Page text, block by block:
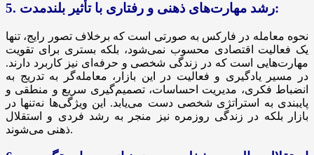
5. رشد مهارت‌های ذهنی و رفتاری با تأثیر بلندمدت:
نحوه معامله در فارکس به صورتی است که برخلاف تصور رایج، تنها
یک فعالیت اقتصادی محسوب نمی‌شود، بلکه بستری برای تقویت
مهارت‌هایی است که در زندگی شخصی و حرفه‌ای نیز کاربرد دارند.
در مسیر یادگیری و فعالیت در این بازار، معامله‌گر به تدریج به
انضباط فکری، مدیریت احساسات، تصمیم‌گیری سریع و منطقی و
پایبندی به استراتژی شخصی دست می‌یابد. این ویژگی‌ها نه‌تنها در
بازار بلکه در زندگی روزمره نیز منجر به رشد فردی و استقلال
ذهنی می‌شوند.